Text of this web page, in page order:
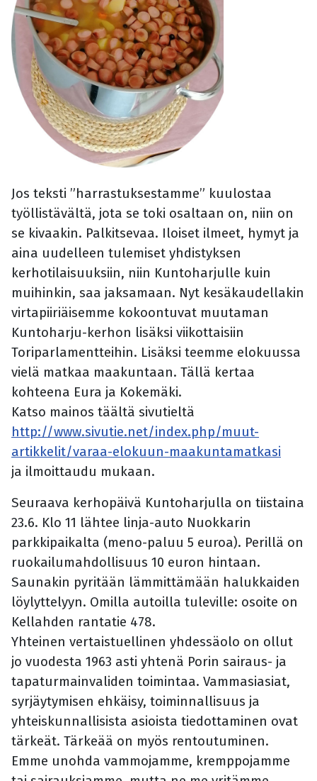
Jos teksti ”harrastuksestamme” kuulostaa
työllistävältä, jota se toki osaltaan on, niin on
se kivaakin. Palkitsevaa. Iloiset ilmeet, hymyt ja
aina uudelleen tulemiset yhdistyksen
kerhotilaisuuksiin, niin Kuntoharjulle kuin
muihinkin, saa jaksamaan. Nyt kesäkaudellakin
virtapiiriäisemme kokoontuvat muutaman
Kuntoharju-kerhon lisäksi viikottaisiin
Toriparlamentteihin. Lisäksi teemme elokuussa
vielä matkaa maakuntaan. Tällä kertaa
kohteena Eura ja Kokemäki.
Katso mainos täältä sivutieltä
http://www.sivutie.net/index.php/muut-
artikkelit/varaa-elokuun-maakuntamatkasi
ja ilmoittaudu mukaan.
Seuraava kerhopäivä Kuntoharjulla on tiistaina
23.6. Klo 11 lähtee linja-auto Nuokkarin
parkkipaikalta (meno-paluu 5 euroa). Perillä on
ruokailumahdollisuus 10 euron hintaan.
Saunakin pyritään lämmittämään halukkaiden
löylyttelyyn. Omilla autoilla tuleville: osoite on
Kellahden rantatie 478.
Yhteinen vertaistuellinen yhdessäolo on ollut
jo vuodesta 1963 asti yhtenä Porin sairaus- ja
tapaturmainvaliden toimintaa. Vammasiasiat,
syrjäytymisen ehkäisy, toiminnallisuus ja
yhteiskunnallisista asioista tiedottaminen ovat
tärkeät. Tärkeää on myös rentoutuminen.
Emme unohda vammojamme, kremppojamme